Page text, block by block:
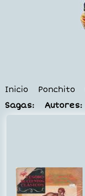
Inicio Ponchito
Sagas:
Autores: